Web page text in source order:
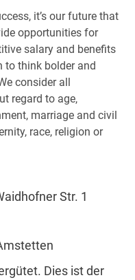
it’s our future that
opportunities for
salary and benefits
to think bolder and
consider all
regard to age,
marriage and civil
race, religion or
Str. 1
Dies ist der